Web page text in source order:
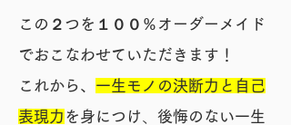
この２つを１００％オーダーメイド
でおこなわせていただきます！
これから、 一生モノの決断力と自己
表現力 を身につけ
後悔のない一生